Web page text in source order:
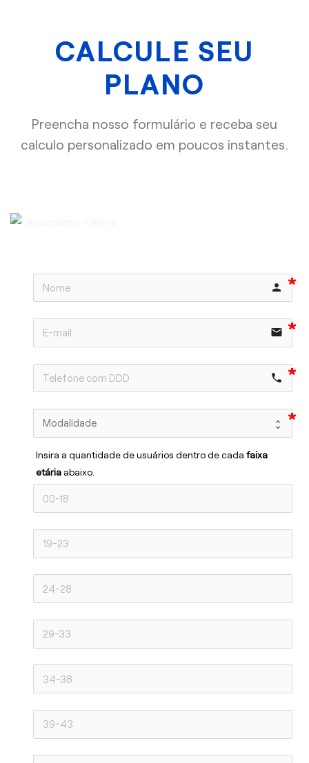
CALCULE SEU
PLANO
Preencha nosso formulário e receba seu
calculo personalizado em poucos instantes.
person
email
phone
Insira a quantidade de usuários dentro de cada faixa
etária abaixo.